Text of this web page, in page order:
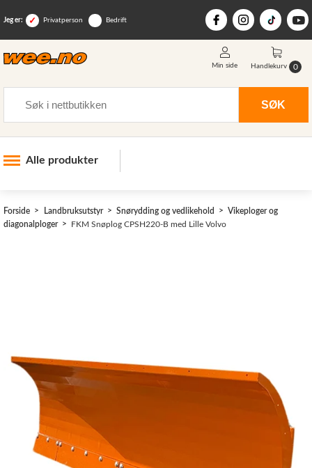
Jeg er: Privatperson Bedrift
SØK
Min side Handlekurv 0
Alle produkter
Skogsutstyr
Tilbud
Lagertømming
Aktuelt
Kundeservice
Forside Landbruksutstyr Snørydding og vedlikehold
Vikeploger og
diagonalploger
FKM Snøplog CPSH220-B med Lille Volvo